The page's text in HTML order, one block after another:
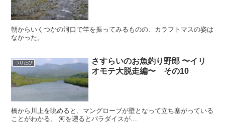
朝からいくつかの河口で竿を振ってみるものの、カラフトマスの姿は
なかった。
つりたび
さすらいのお魚釣り野郎 〜イリ
オモテ大脱走編〜 その10
橋から川上を眺めると、マングローブが壁となって立ち塞がっている
ことがわかる。 河を遡るとパラダイスが…